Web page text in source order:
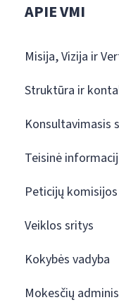
APIE VMI
Misija, Vizija ir
Struktūra ir
Konsultavimasis
Teisinė
Peticijų
Veiklos sritys
Kokybės vadyba
Mokesčių